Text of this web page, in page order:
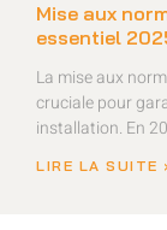
Mise aux
essentiel
La mise aux
cruciale pour
installation. En
LIRE LA SUITE